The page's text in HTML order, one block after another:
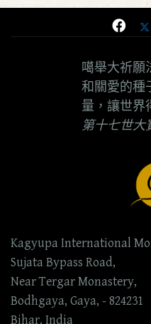
噶舉大祈願
和關愛的種
量，讓世界
第十七世大
Kagyupa International
Sujata Bypass Road,
Near Tergar Monastery,
Bodhgaya, Gaya, - 824231
Bihar, India